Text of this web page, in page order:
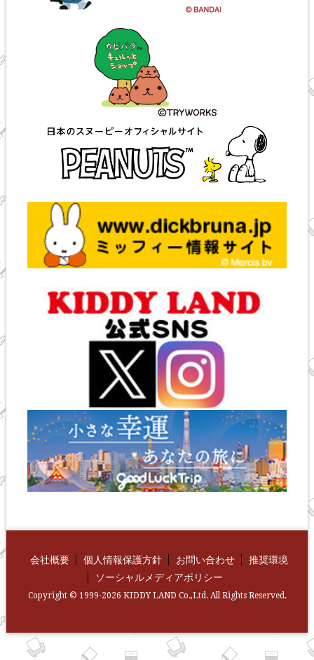
会社概要 個人情報保護方針 お問い合わせ
推奨環境
ソーシャルメディアポリシー
Copyright © 1999-2026 KIDDY LAND Co.,Ltd. All Rights Reserved.